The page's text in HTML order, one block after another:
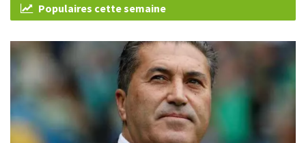
Populaires cette semaine